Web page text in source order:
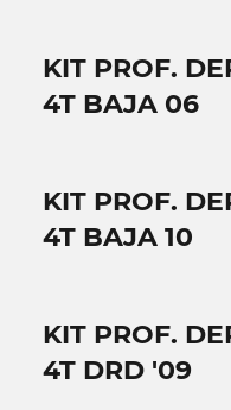
KIT PROF.
4T BAJA 06
KIT PROF.
4T BAJA 10
KIT PROF.
4T DRD '09